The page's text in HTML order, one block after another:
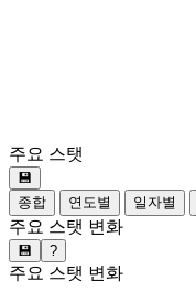
주요 스탯
💾
종합
연도별 일자별
주요 스탯 변화
💾 ?
주요 스탯 변화